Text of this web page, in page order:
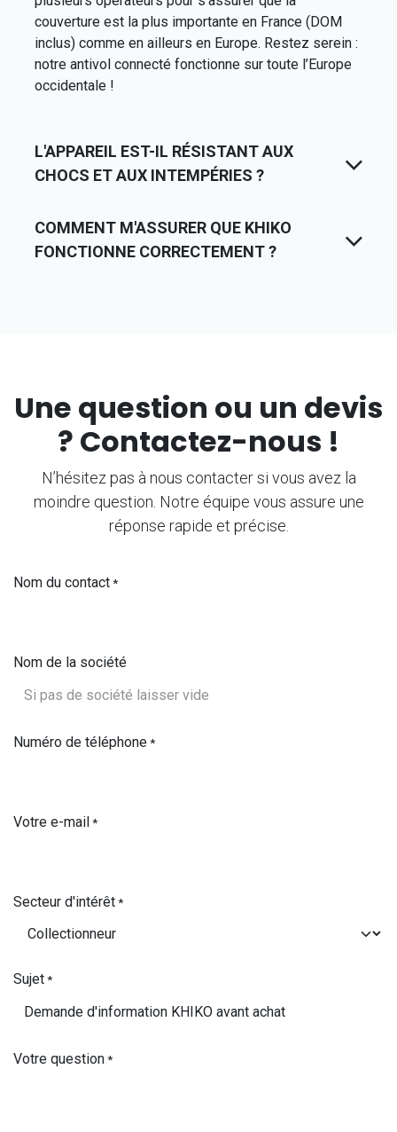
couverture est la plus importante en France (DOM
inclus) comme en ailleurs en Europe. Restez serein :
notre antivol connecté fonctionne sur toute l’Europe
occidentale !
L'APPAREIL EST-IL RÉSISTANT AUX
CHOCS ET AUX INTEMPÉRIES ?
COMMENT M'ASSURER QUE KHIKO
FONCTIONNE CORRECTEMENT ?
Une question ou un devis
? Contactez-nous !
N’hésitez pas à nous contacter si vous avez la
moindre question. Notre équipe vous assure une
réponse rapide et précise.
Nom du contact*
Nom de la société
Numéro de téléphone*
Votre e-mail*
Secteur d'intérêt*
Sujet*
Votre question*